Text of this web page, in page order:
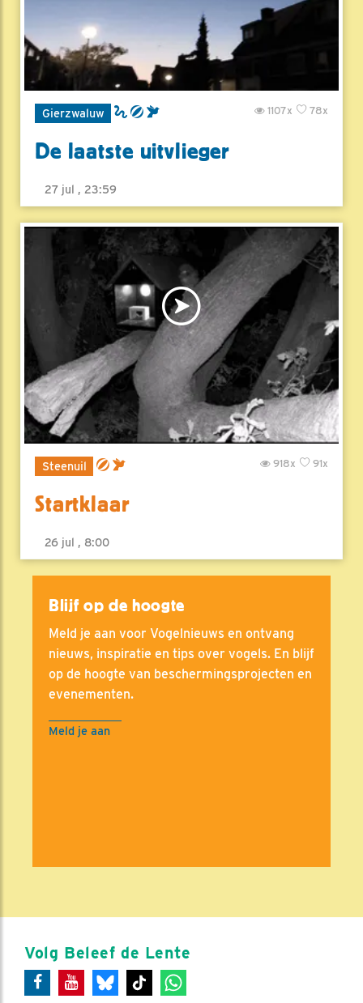
Gierzwaluw 78x
1107x
De laatste uitvlieger
27 jul , 23:59
Steenuil 91x
918x
Startklaar
26 jul , 8:00
Blijf op de hoogte
Meld je aan voor Vogelnieuws en ontvang
nieuws, inspiratie en tips over vogels. En blijf
op de hoogte van beschermingsprojecten en
evenementen.
Meld je aan
Volg Beleef de Lente